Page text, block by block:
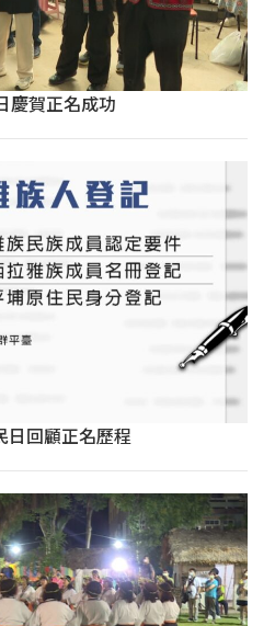
慶賀正名成功
日回顧正名歷程